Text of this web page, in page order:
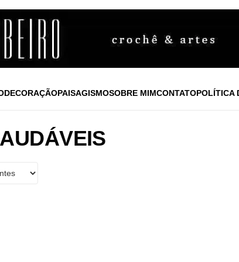
DECORAÇÃOPAISAGISMOSOBRE MIMCONTATOPOLÍTICA